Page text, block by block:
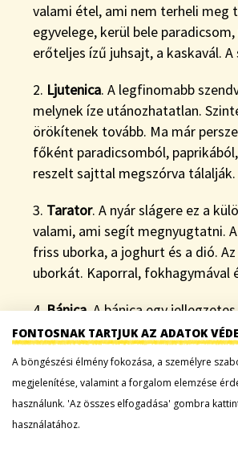
valami étel, ami nem terheli meg
egyvelege, kerül bele
erőteljes ízű juhsajt, a kaskavál.
2. Ljutenica. A legfinomabb
melynek íze utánozhatatlan.
örökítenek tovább. Ma már
főként paradicsomból,
reszelt sajttal megszórva tálalják.
3. Tarator. A nyár slágere ez a
valami, ami segít megnyugtatni.
friss uborka, a joghurt és a dió.
uborkát. Kaporral,
4.Bánica. A bánica egy
és légiesre sül.
és sósan egyaránt. Az édes
gombával töltött tészta. Csiga
élmény!
5.Kebapcse
. Ha egy bolgár sört
grillezve van, és resztelt sajttal
FONTOSNAK TARTJUK AZ ADATOK
A böngészési élmény fokozása, a személyre
megjelenítése, valamint a forgalom elemzése
használunk. 'Az összes elfogadása' gombra
használatához.